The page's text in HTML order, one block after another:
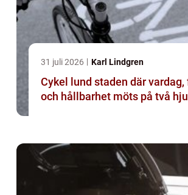
31 juli 2026 Karl Lindgren
Cykel lund staden där vardag, frihet
och hållbarhet möts på två hjul